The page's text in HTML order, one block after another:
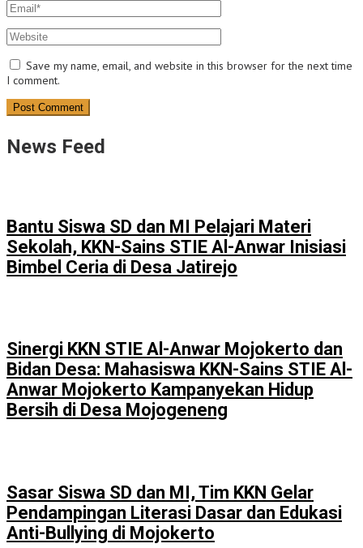
Save my name, email, and website in this browser for the next time
I comment.
News Feed
Bantu Siswa SD dan MI Pelajari Materi
Sekolah, KKN-Sains STIE Al-Anwar Inisiasi
Bimbel Ceria di Desa Jatirejo
Sinergi KKN STIE Al-Anwar Mojokerto dan
Bidan Desa: Mahasiswa KKN-Sains STIE Al-
Anwar Mojokerto Kampanyekan Hidup
Bersih di Desa Mojogeneng
Sasar Siswa SD dan MI, Tim KKN Gelar
Pendampingan Literasi Dasar dan Edukasi
Anti-Bullying di Mojokerto